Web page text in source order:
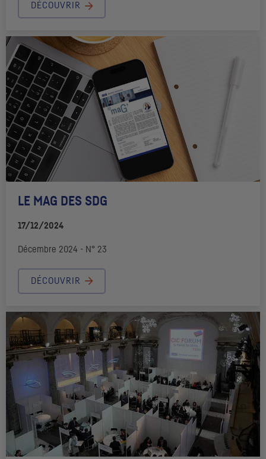
DÉCOUVRIR
LE MAG DES SDG
17/12/2024
Décembre 2024 - N° 23
DÉCOUVRIR